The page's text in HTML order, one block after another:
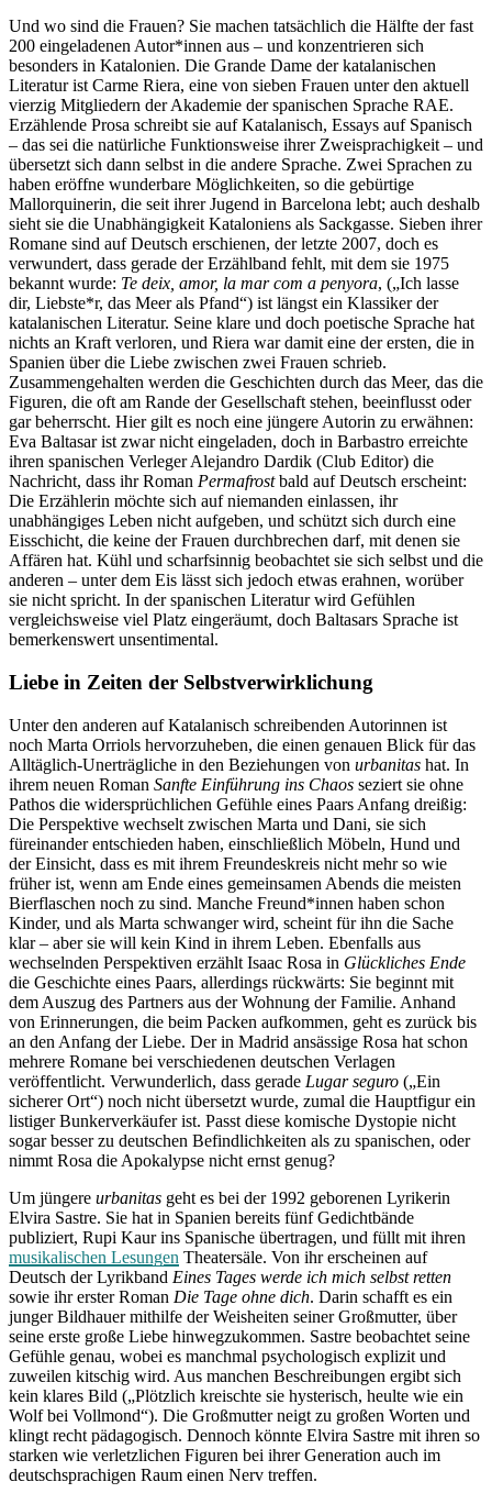
Und wo sind die Frauen? Sie machen tatsächlich die Hälfte der fast
200 eingeladenen Autor*innen aus – und konzentrieren sich
besonders in Katalonien. Die Grande Dame der katalanischen
Literatur ist Carme Riera, eine von sieben Frauen unter den aktuell
vierzig Mitgliedern der Akademie der spanischen Sprache RAE.
Erzählende Prosa schreibt sie auf Katalanisch, Essays auf Spanisch
– das sei die natürliche Funktionsweise ihrer Zweisprachigkeit – und
übersetzt sich dann selbst in die andere Sprache. Zwei Sprachen zu
haben eröffne wunderbare Möglichkeiten, so die gebürtige
Mallorquinerin, die seit ihrer Jugend in Barcelona lebt; auch deshalb
sieht sie die Unabhängigkeit Kataloniens als Sackgasse. Sieben ihrer
Romane sind auf Deutsch erschienen, der letzte 2007, doch es
verwundert, dass gerade der Erzählband fehlt, mit dem sie 1975
bekannt wurde: Te deix, amor, la mar com a penyora, („Ich lasse
dir, Liebste*r, das Meer als Pfand“) ist längst ein Klassiker der
katalanischen Literatur. Seine klare und doch poetische Sprache hat
nichts an Kraft verloren, und Riera war damit eine der ersten, die in
Spanien über die Liebe zwischen zwei Frauen schrieb.
Zusammengehalten werden die Geschichten durch das Meer, das die
Figuren, die oft am Rande der Gesellschaft stehen, beeinflusst oder
gar beherrscht. Hier gilt es noch eine jüngere Autorin zu erwähnen:
Eva Baltasar ist zwar nicht eingeladen, doch in Barbastro erreichte
ihren spanischen Verleger Alejandro Dardik (Club Editor) die
Nachricht, dass ihr Roman Permafrostbald auf Deutsch erscheint:
Die Erzählerin möchte sich auf niemanden einlassen, ihr
unabhängiges Leben nicht aufgeben, und schützt sich durch eine
Eisschicht, die keine der Frauen durchbrechen darf, mit denen sie
Affären hat. Kühl und scharfsinnig beobachtet sie sich selbst und die
anderen – unter dem Eis lässt sich jedoch etwas erahnen, worüber
sie nicht spricht. In der spanischen Literatur wird Gefühlen
vergleichsweise viel Platz eingeräumt, doch Baltasars Sprache ist
bemerkenswert unsentimental.
Liebe in Zeiten der Selbstverwirklichung
Unter den anderen auf Katalanisch schreibenden Autorinnen ist
noch Marta Orriols hervorzuheben, die einen genauen Blick für das
Alltäglich-Unerträgliche in den Beziehungen von urbanitas hat. In
ihrem neuen Roman Sanfte Einführung ins Chaos seziert sie ohne
Pathos die widersprüchlichen Gefühle eines Paars Anfang dreißig:
Die Perspektive wechselt zwischen Marta und Dani, sie sich
füreinander entschieden haben, einschließlich Möbeln, Hund und
der Einsicht, dass es mit ihrem Freundeskreis nicht mehr so wie
früher ist, wenn am Ende eines gemeinsamen Abends die meisten
Bierflaschen noch zu sind. Manche Freund*innen haben schon
Kinder, und als Marta schwanger wird, scheint für ihn die Sache
klar – aber sie will kein Kind in ihrem Leben. Ebenfalls aus
wechselnden Perspektiven erzählt Isaac Rosa in Glückliches Ende
die Geschichte eines Paars, allerdings rückwärts: Sie beginnt mit
dem Auszug des Partners aus der Wohnung der Familie. Anhand
von Erinnerungen, die beim Packen aufkommen, geht es zurück bis
an den Anfang der Liebe. Der in Madrid ansässige Rosa hat schon
mehrere Romane bei verschiedenen deutschen Verlagen
veröffentlicht. Verwunderlich, dass gerade Lugar seguro („Ein
sicherer Ort“) noch nicht übersetzt wurde, zumal die Hauptfigur ein
listiger Bunkerverkäufer ist. Passt diese komische Dystopie nicht
sogar besser zu deutschen Befindlichkeiten als zu spanischen, oder
nimmt Rosa die Apokalypse nicht ernst genug?
Um jüngere urbanitas geht es bei der 1992 geborenen Lyrikerin
Elvira Sastre. Sie hat in Spanien bereits fünf Gedichtbände
publiziert, Rupi Kaur ins Spanische übertragen, und füllt mit ihren
musikalischen Lesungen Theatersäle. Von ihr erscheinen auf
Deutsch der Lyrikband Eines Tages werde ich mich selbst retten
sowie ihr erster Roman Die Tage ohne dich. Darin schafft es ein
junger Bildhauer mithilfe der Weisheiten seiner Großmutter, über
seine erste große Liebe hinwegzukommen. Sastre beobachtet seine
Gefühle genau, wobei es manchmal psychologisch explizit und
zuweilen kitschig wird. Aus manchen Beschreibungen ergibt sich
kein klares Bild („Plötzlich kreischte sie hysterisch, heulte wie ein
Wolf bei Vollmond“). Die Großmutter neigt zu großen Worten und
klingt recht pädagogisch. Dennoch könnte Elvira Sastre mit ihren so
starken wie verletzlichen Figuren bei ihrer Generation auch im
deutschsprachigen Raum einen Nerv treffen.